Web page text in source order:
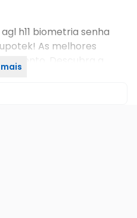
h11 biometria senha
As melhores
Descubra a